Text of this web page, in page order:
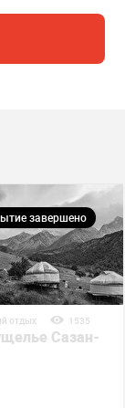
завершено
отдых 1535
Сазан-